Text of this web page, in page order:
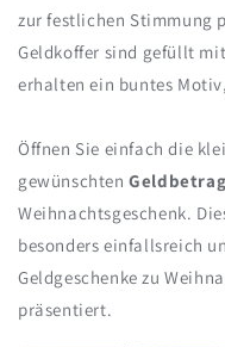
zur festlichen Stimmung
Geldkoffer sind gefüllt
erhalten ein buntes
Öffnen Sie einfach die
gewünschten Geldbetrag
Weihnachtsgeschenk.
besonders einfallsreich
Geldgeschenke zu
präsentiert.